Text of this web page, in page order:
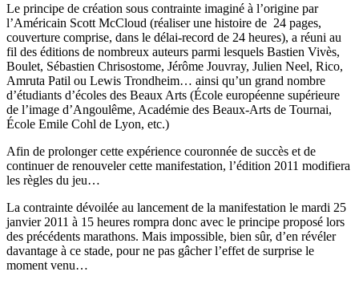
Le principe de création sous contrainte imaginé à l’origine par
l’Américain Scott McCloud (réaliser une histoire de 24 pages,
couverture comprise, dans le délai-record de 24 heures), a réuni au
fil des éditions de nombreux auteurs parmi lesquels Bastien Vivès,
Boulet, Sébastien Chrisostome, Jérôme Jouvray, Julien Neel, Rico,
Amruta Patil ou Lewis Trondheim… ainsi qu’un grand nombre
d’étudiants d’écoles des Beaux Arts (École européenne supérieure
de l’image d’Angoulême, Académie des Beaux-Arts de Tournai,
École Emile Cohl de Lyon, etc.)
Afin de prolonger cette expérience couronnée de succès et de
continuer de renouveler cette manifestation, l’édition 2011 modifiera
les règles du jeu…
La contrainte dévoilée au lancement de la manifestation le mardi 25
janvier 2011 à 15 heures rompra donc avec le principe proposé lors
des précédents marathons. Mais impossible, bien sûr, d’en révéler
davantage à ce stade, pour ne pas gâcher l’effet de surprise le
moment venu…